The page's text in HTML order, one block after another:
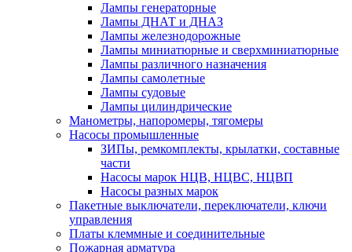
Лампы генераторные
Лампы ДНАТ и ДНАЗ
Лампы железнодорожные
Лампы миниатюрные и сверхминиатюрные
Лампы различного назначения
Лампы самолетные
Лампы судовые
Лампы цилиндрические
Манометры, напоромеры, тягомеры
Насосы промышленные
ЗИПы, ремкомплекты, крылатки, составные
части
Насосы марок НЦВ, НЦВС, НЦВП
Насосы разных марок
Пакетные выключатели, переключатели, ключи
управления
Платы клеммные и соединительные
Пожарная арматура